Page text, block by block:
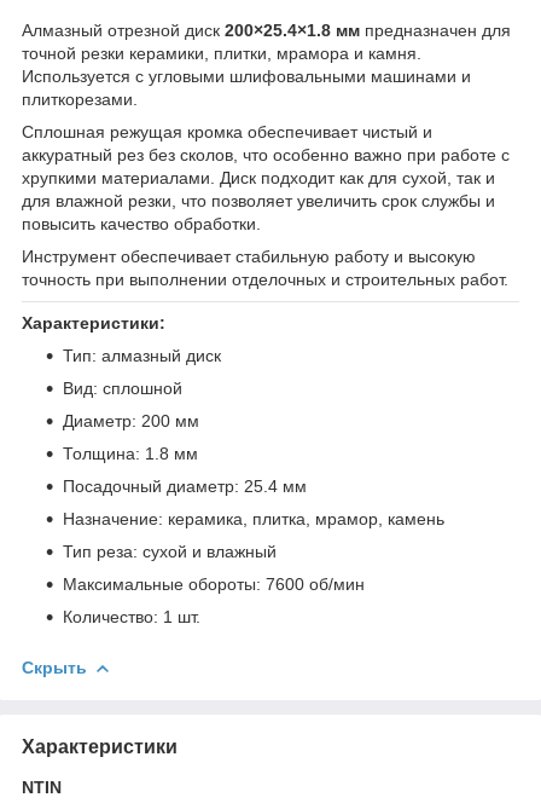
Алмазный отрезной диск 200×25.4×1.8 мм предназначен для
точной резки керамики, плитки, мрамора и камня.
Используется с угловыми шлифовальными машинами и
плиткорезами.
Сплошная режущая кромка обеспечивает чистый и
аккуратный рез без сколов, что особенно важно при работе с
хрупкими материалами. Диск подходит как для сухой, так и
для влажной резки, что позволяет увеличить срок службы и
повысить качество обработки.
Инструмент обеспечивает стабильную работу и высокую
точность при выполнении отделочных и строительных работ.
Характеристики:
Тип: алмазный диск
Вид: сплошной
Диаметр: 200 мм
Толщина: 1.8 мм
Посадочный диаметр: 25.4 мм
Назначение: керамика, плитка, мрамор, камень
Тип реза: сухой и влажный
Максимальные обороты: 7600 об/мин
Количество: 1 шт.
Скрыть
Характеристики
NTIN